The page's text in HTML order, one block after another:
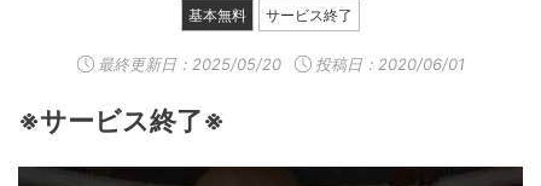
基本無料 サービス終了
最終更新日： 2025/05/20 投稿日：2020/06/01
※サービス終了※